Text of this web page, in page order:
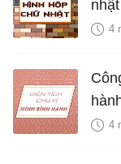
nhật
4
4